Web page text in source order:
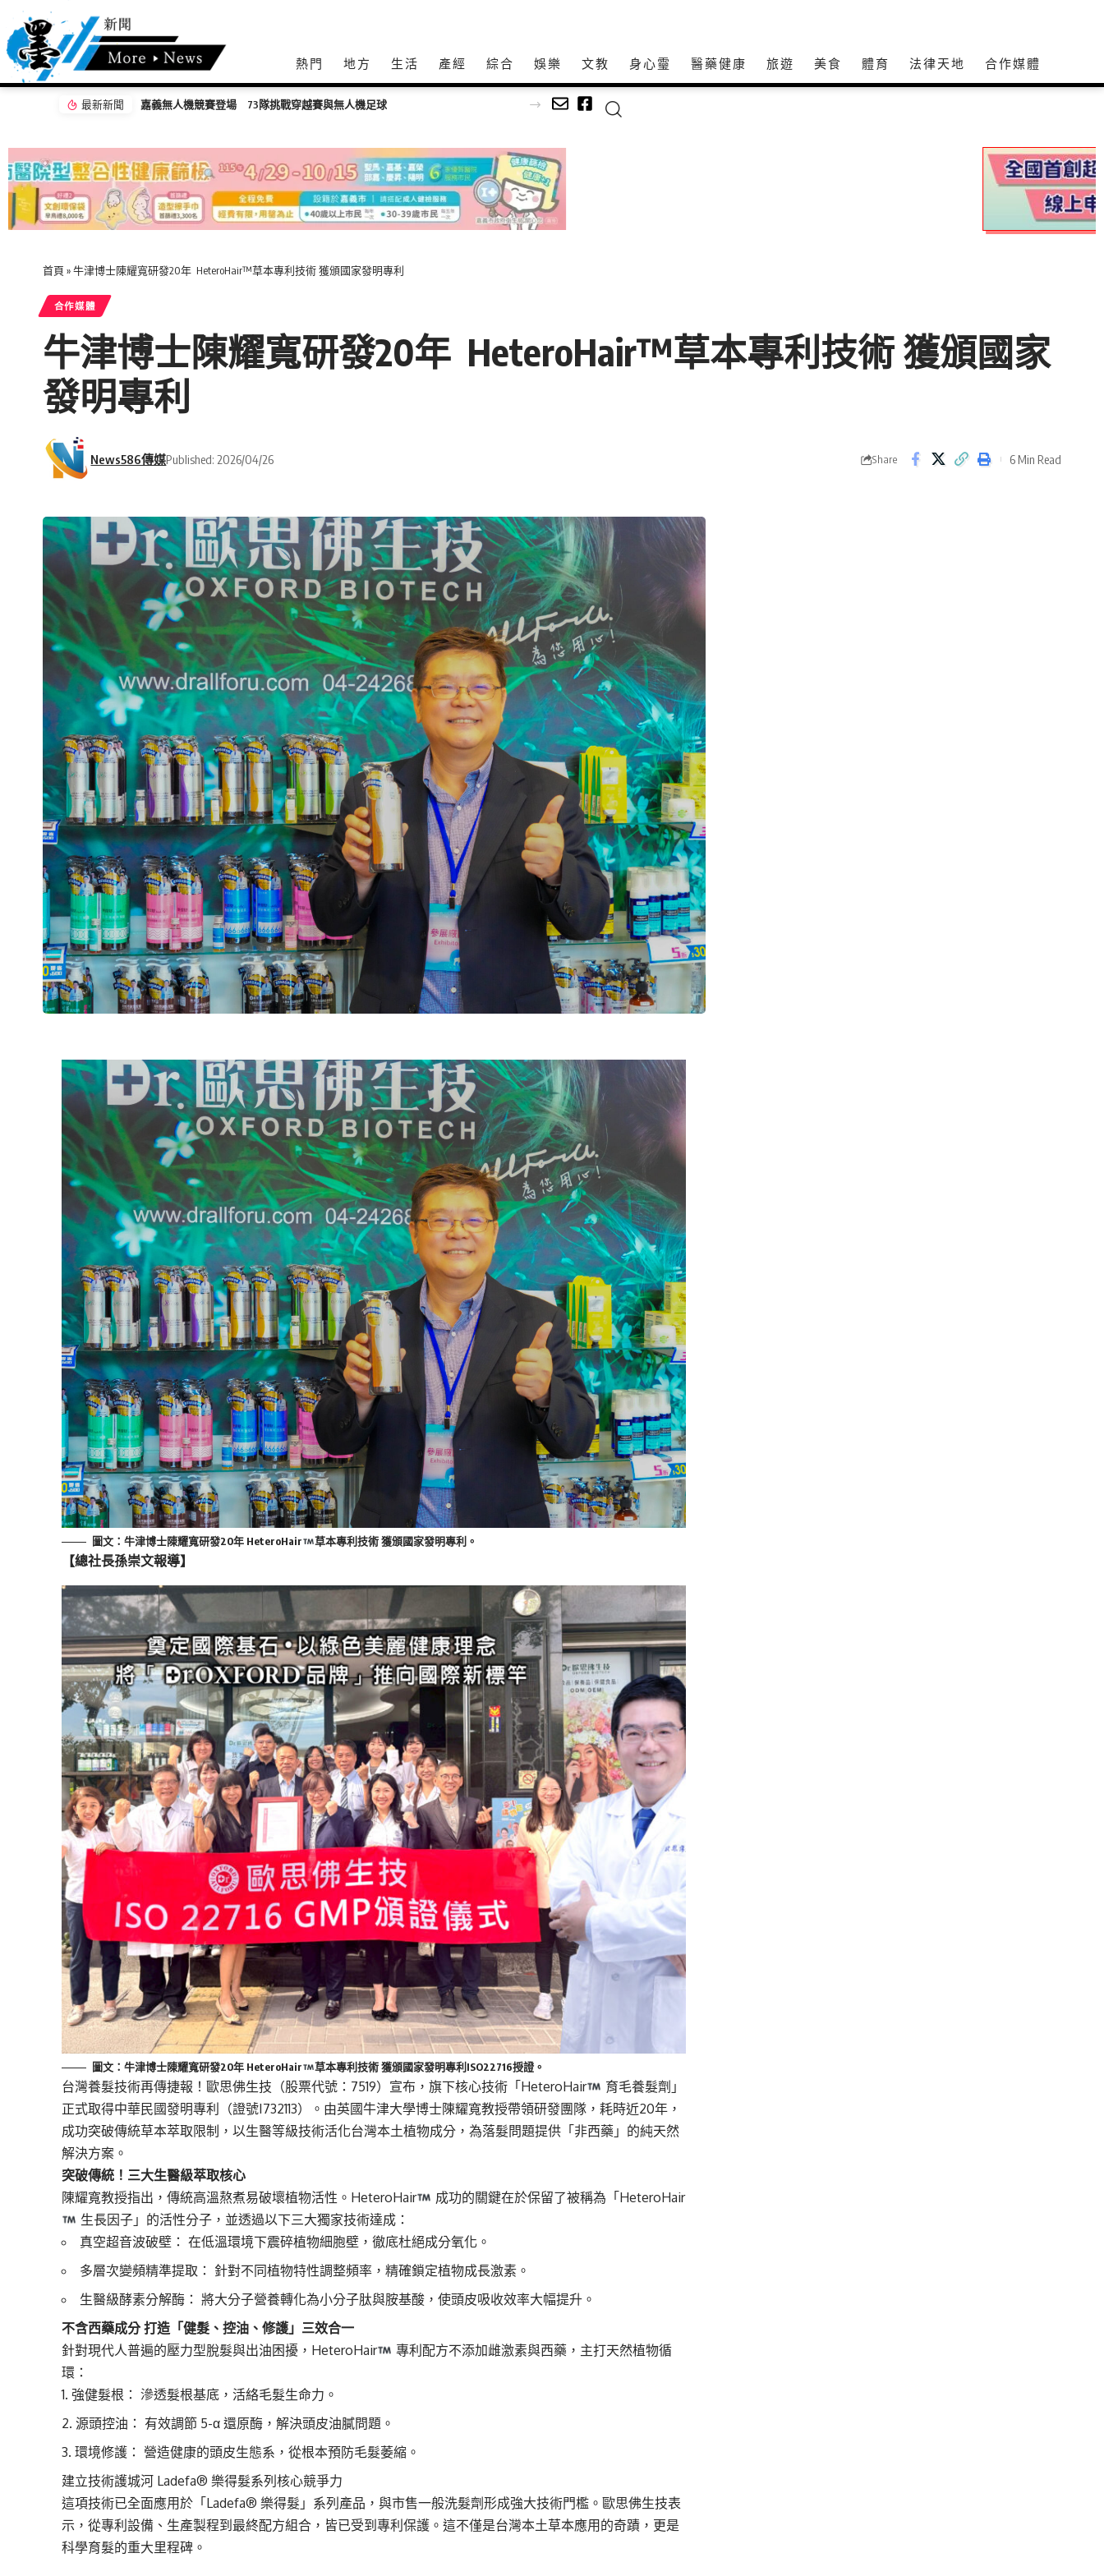
熱門 地方 生活 產經 綜合 娛樂 文教 身心𩆜 醫藥健康 旅遊 美食 體育 法律天地 合作媒體
最新新聞 嘉義無人機競賽登場 73隊挑戰穿越賽與無人機足球
首頁 »牛津博士陳耀寬研發20年 HeteroHair™草本專利技術 獲頒國家發明專利
合作媒體
牛津博士陳耀寬研發20年 HeteroHair™草本專利技術 獲頒國家
發明專利
News586傳媒Published: 2026/04/26 Share 6 Min Read
圖文：牛津博士陳耀寬研發20年 HeteroHair 草本專利技術 獲頒國家發明專利。
【總社長孫崇文報導】
圖文：牛津博士陳耀寬研發20年 HeteroHair 草本專利技術 獲頒國家發明專利ISO22716授證。
台灣養髮技術再傳捷報！歐思佛生技（股票代號：7519）宣布，旗下核心技術「HeteroHair
育毛養髮劑」
正式取得中華民國發明專利（證號I732113）。由英國牛津大學博士陳耀寬教授帶領研發團隊，耗時近20年，
成功突破傳統草本萃取限制，以生醫等級技術活化台灣本土植物成分，為落髮問題提供「非西藥」的純天然
解決方案。
突破傳統！三大生醫級萃取核心
陳耀寬教授指出，傳統高溫熬煮易破壞植物活性。HeteroHair
成功的關鍵在於保留了被稱為「HeteroHair
生長因子」的活性分子，並透過以下三大獨家技術達成：
真空超音波破壁： 在低溫環境下震碎植物細胞壁，徹底杜絕成分氧化。
多層次變頻精準提取： 針對不同植物特性調整頻率，精確鎖定植物成長激素。
生醫級酵素分解酶： 將大分子營養轉化為小分子肽與胺基酸，使頭皮吸收效率大幅提升。
不含西藥成分打造「健髮、控油、修護」三效合一
針對現代人普遍的壓力型脫髮與出油困擾，HeteroHair
專利配方不添加雌激素與西藥，主打天然植物循
環：
強健髮根： 滲透髮根基底，活絡毛髮生命力。
源頭控油： 有效調節 5-α 還原酶，解決頭皮油膩問題。
環境修護： 營造健康的頭皮生態系，從根本預防毛髮萎縮。
建立技術護城河 Ladefa® 樂得髮系列核心競爭力
這項技術已全面應用於「Ladefa® 樂得髮」系列產品，與市售一般洗髮劑形成強大技術門檻。歐思佛生技表
示，從專利設備、生產製程到最終配方組合，皆已受到專利保護。這不僅是台灣本土草本應用的奇蹟，更是
科學育髮的重大里程碑。